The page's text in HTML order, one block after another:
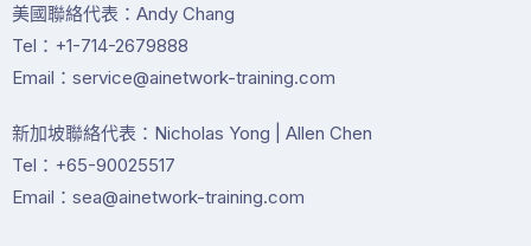
美國聯絡代表：Andy Chang
Tel：+1-714-2679888
Email：service@ainetwork-training.com
新加坡聯絡代表：Nicholas Yong | Allen Chen
Tel：+65-90025517
Email：sea@ainetwork-training.com